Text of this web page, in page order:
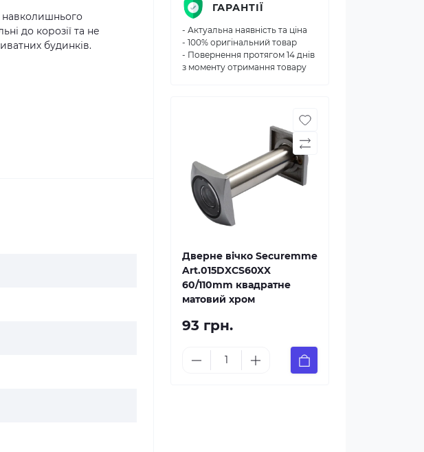
навколишнього
до корозії та не
будинків.
ГАРАНТІЇ
- Актуальна наявність та ціна
- 100% оригінальний товар
- Повернення протягом 14 днів
з моменту отримання товару
Дверне вічко Securemme
Art.015DXCS60XX
60/110mm квадратне
матовий хром
93 грн.